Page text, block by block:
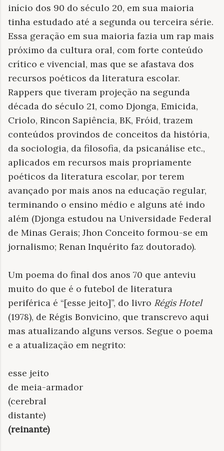
início dos 90 do século 20, em sua maioria
tinha estudado até a segunda ou terceira série.
Essa geração em sua maioria fazia um rap mais
próximo da cultura oral, com forte conteúdo
crítico e vivencial, mas que se afastava dos
recursos poéticos da literatura escolar.
Rappers que tiveram projeção na segunda
década do século 21, como Djonga, Emicida,
Criolo, Rincon Sapiência, BK, Fróid, trazem
conteúdos provindos de conceitos da história,
da sociologia, da filosofia, da psicanálise etc.,
aplicados em recursos mais propriamente
poéticos da literatura escolar, por terem
avançado por mais anos na educação regular,
terminando o ensino médio e alguns até indo
além (Djonga estudou na Universidade Federal
de Minas Gerais; Jhon Conceito formou-se em
jornalismo; Renan Inquérito faz doutorado).
Um poema do final dos anos 70 que anteviu
muito do que é o futebol de literatura
periférica é “[esse jeito]”, do livro Régis Hotel
(1978), de Régis Bonvicino, que transcrevo aqui
mas atualizando alguns versos. Segue o poema
e a atualização em negrito:
esse jeito
de meia-armador
(cerebral
distante)
(reinante)